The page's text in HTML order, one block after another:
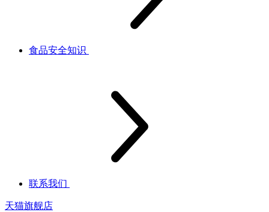
食品安全知识
联系我们
天猫旗舰店